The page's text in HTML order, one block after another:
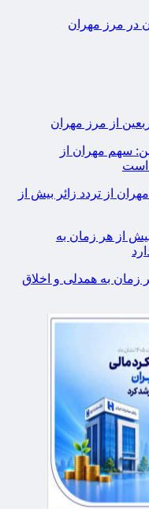
در مرز مهران
از تردد زائر بیش از
زمان به همدلی و اخلاق